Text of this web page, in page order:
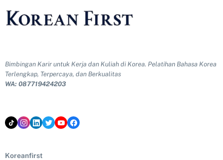
Bimbingan Karir untuk Kerja dan Kuliah di Korea. Pelatihan Bahasa Korea
Terlengkap, Terpercaya, dan Berkualitas
WA: 087719424203
Koreanfirst